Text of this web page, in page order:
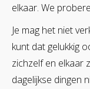
elkaar. We
Je mag het niet
kunt dat gelukkig
zichzelf en elkaar
dagelijkse dingen